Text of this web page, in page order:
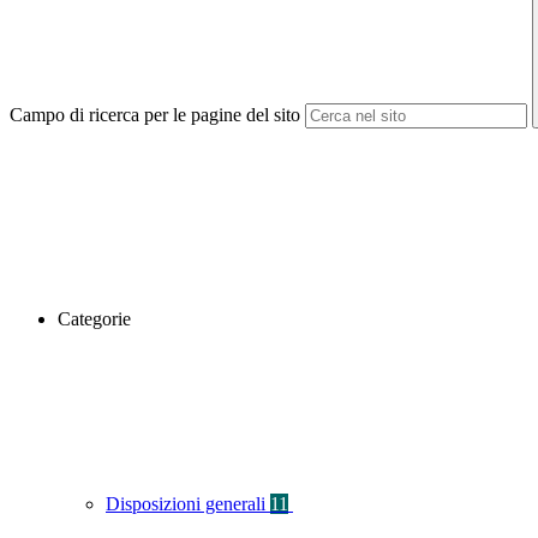
Campo di ricerca per le pagine del sito
Categorie
Disposizioni generali 11